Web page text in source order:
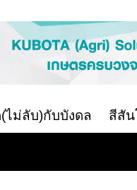
ไม่ลับ)กับบังดล สีสัน